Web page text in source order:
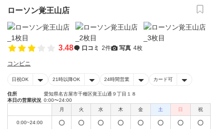
ローソン覚王山店
3.48 口コミ 2件 写真 4枚
コンビニ
日祝OK 21時以降OK 24時間営業 カード可
住所
愛知県名古屋市千種区覚王山通９丁目１８
本日の営業状況 0:00〜24:00
月
火 水 木 金 土 日 祝
0:00~24:00